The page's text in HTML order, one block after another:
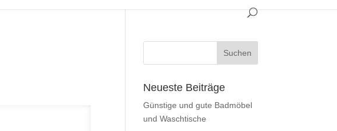
Neueste Beiträge
Günstige und gute Badmöbel
und Waschtische